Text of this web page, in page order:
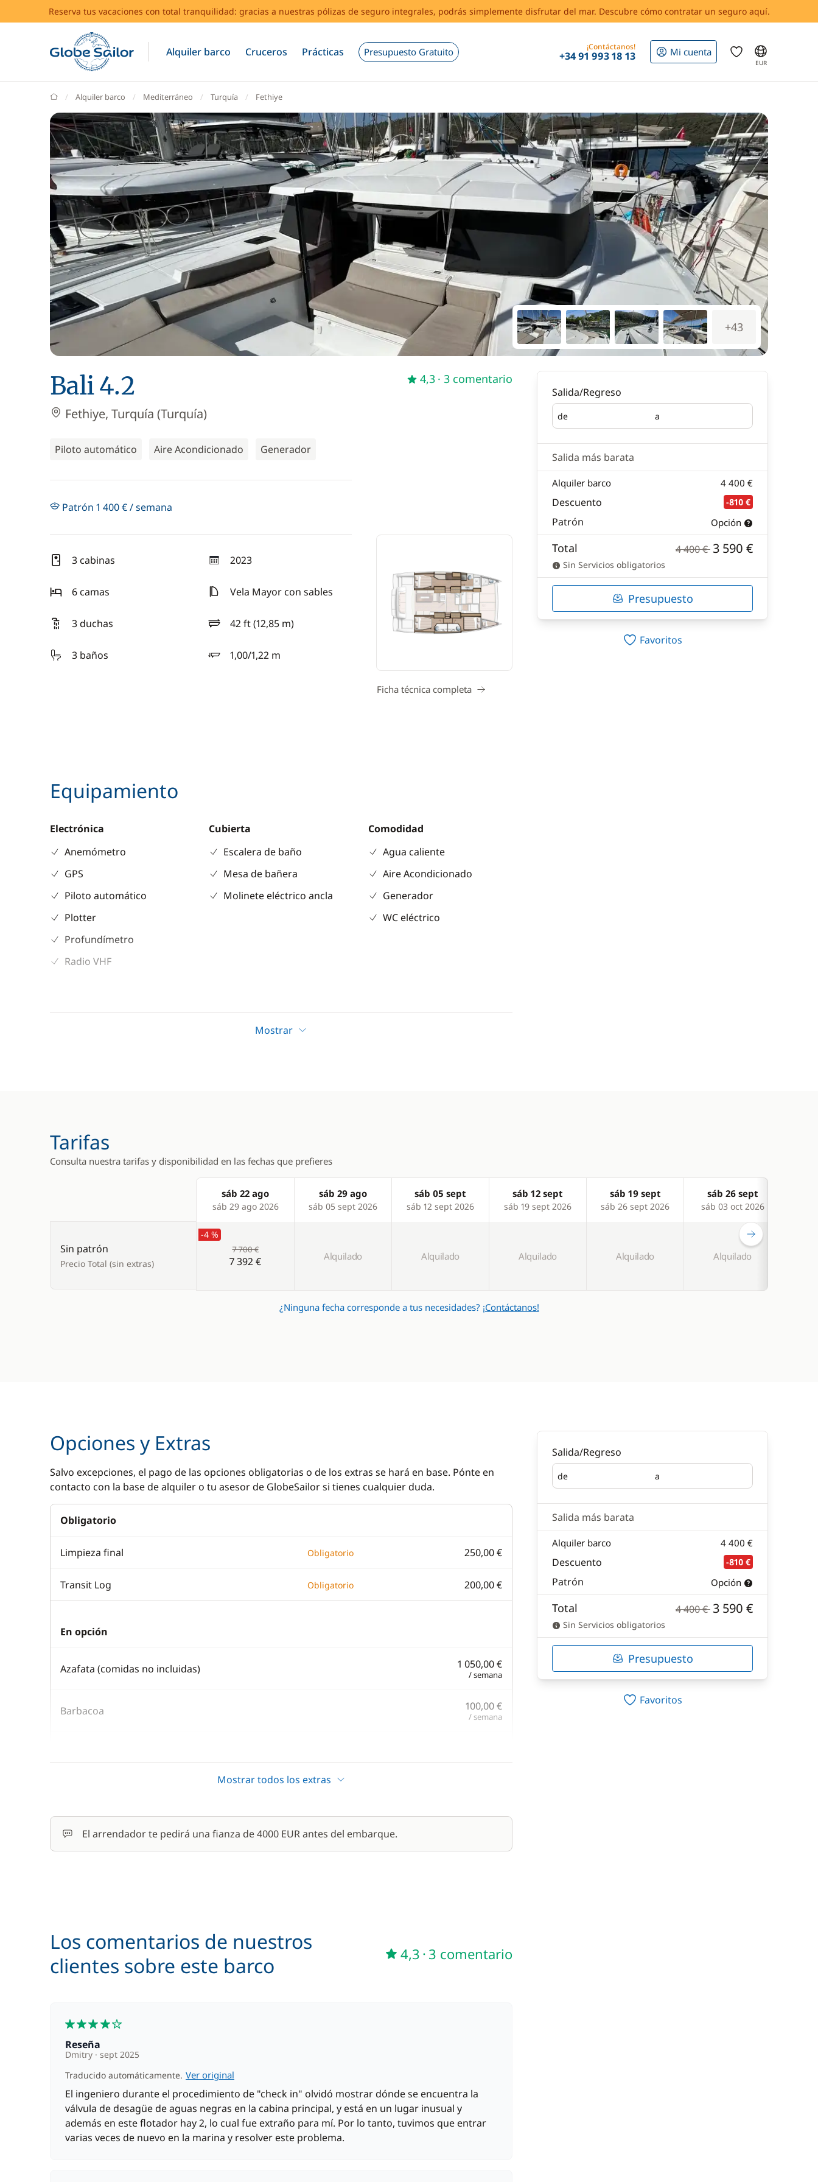
Reserva tus vacaciones con total tranquilidad: gracias a nuestras pólizas de seguro integrales, podrás simplemente disfrutar del mar. Descubre cómo contratar un seguro aquí.
Alquiler barco Cruceros Prácticas Presupuesto Gratuito ¡Contáctanos!
+34 91 993 18 13 Mi cuenta
EUR
GlobeSailor
Alquiler barco Mediterráneo Turquía Fethiye
+43
Bali 4.2
Fethiye, Turquía (Turquía)
Piloto automático Aire Acondicionado Generador
4,3 · 3 comentario
Patrón 1 400 € / semana
3 cabinas 2023
año
6 camas
Vela Mayor con sables
3 duchas 42 ft (12,85 m)
eslora
3 baños
1,00/1,22 m
calado
Ficha técnica completa
Equipamiento
Electrónica
Anemómetro
GPS
Piloto automático
Plotter
Profundímetro
Radio VHF
Cubierta
Escalera de baño
Mesa de bañera
Molinete eléctrico ancla
Comodidad
Agua caliente
Aire Acondicionado
Generador
WC eléctrico
Mostrar
Salida/Regreso
de
Salida a
Regreso
Salida más barata
Alquiler barco 4 400 €
Descuento -810 €
Patrón Opción
Total 4 400 € 3 590 €
Sin Servicios obligatorios
Presupuesto
Favoritos
Tarifas
Consulta nuestra tarifas y disponibilidad en las fechas que prefieres
Products
sáb 22 ago
sáb 29 ago 2026
sáb 29 ago
sáb 05 sept 2026
sáb 05 sept
sáb 12 sept 2026
sáb 12 sept
sáb 19 sept 2026
sáb 19 sept
sáb 26 sept 2026
sáb 26 sept
sáb 03 oct 2026
Sin patrón
Precio Total (sin extras)
-4 %
7 700 €
7 392 € Alquilado Alquilado Alquilado Alquilado Alquilado
¿Ninguna fecha corresponde a tus necesidades? ¡Contáctanos!
Opciones y Extras
Salvo excepciones, el pago de las opciones obligatorias o de los extras se hará en base. Pónte en
contacto con la base de alquiler o tu asesor de GlobeSailor si tienes cualquier duda.
Obligatorio
Limpieza final Obligatorio 250,00 €
Transit Log Obligatorio 200,00 €
En opción
Azafata (comidas no incluidas) 1 050,00 €
/ semana
Barbacoa 100,00 €
/ semana
Kayak
Seabob / Scooter Acuático —
Mostrar todos los extras
El arrendador te pedirá una fianza de 4000 EUR antes del embarque.
Los comentarios de nuestros
clientes sobre este barco
4,3 · 3 comentario
Reseña
Dmitry
sept 2025
Traducido automáticamente. Ver original
El ingeniero durante el procedimiento de "check in" olvidó mostrar dónde se encuentra la
válvula de desagüe de aguas negras en la cabina principal, y está en un lugar inusual y
además en este flotador hay 2, lo cual fue extraño para mí. Por lo tanto, tuvimos que entrar
varias veces de nuevo en la marina y resolver este problema.
Salida/Regreso
de
Salida a
Regreso
Salida más barata
Alquiler barco 4 400 €
Descuento -810 €
Patrón Opción
Total 4 400 € 3 590 €
Sin Servicios obligatorios
Presupuesto
Favoritos